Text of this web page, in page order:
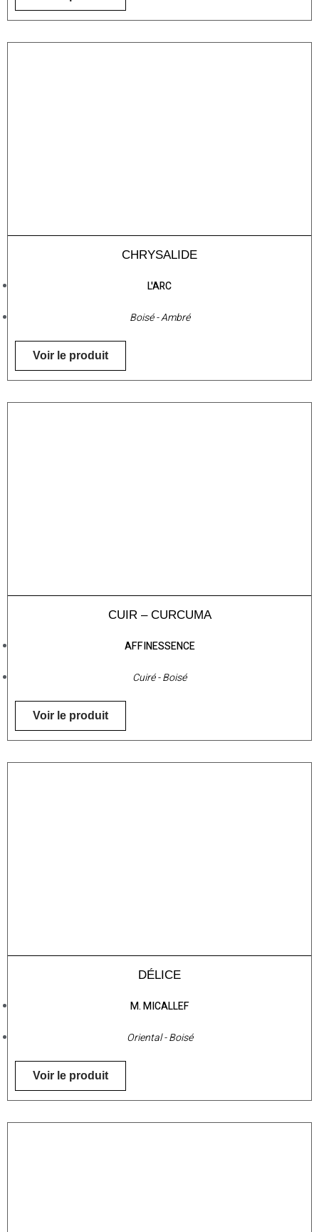
CHRYSALIDE
L'ARC
Boisé - Ambré
Voir le produit
CUIR – CURCUMA
AFFINESSENCE
Cuiré - Boisé
Voir le produit
DÉLICE
M. MICALLEF
Oriental - Boisé
Voir le produit